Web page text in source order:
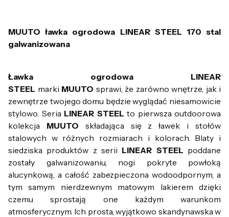
MUUTO ławka ogrodowa LINEAR STEEL 170 stal
galwanizowana
Ławka ogrodowa LINEAR
STEEL marki MUUTO sprawi, że zarówno wnętrze, jak i
zewnętrze twojego domu będzie wyglądać niesamowicie
stylowo. Seria LINEAR STEEL to pierwsza outdoorowa
kolekcja MUUTO składająca się z ławek i stołów
stalowych w różnych rozmiarach i kolorach. Blaty i
siedziska produktów z serii LINEAR STEEL poddane
zostały galwanizowaniu, nogi pokryte powłoką
alucynkową, a całość zabezpieczona wodoodpornym, a
tym samym nierdzewnym matowym lakierem dzięki
czemu sprostają one każdym warunkom
atmosferycznym. Ich prosta, wyjątkowo skandynawska w